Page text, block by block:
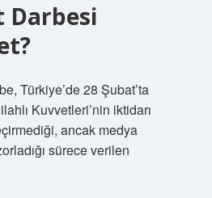
Darbesi
Türkiye’de 28 Şubat’ta
Kuvvetleri’nin iktidarı
ancak medya
sürece verilen